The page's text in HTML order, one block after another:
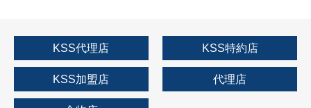
KSS代理店 KSS特約店
KSS加盟店 代理店